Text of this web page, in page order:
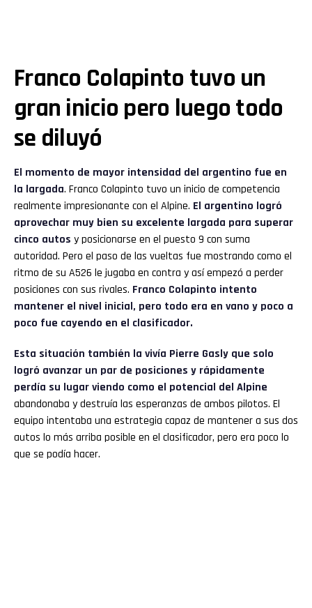
Franco Colapinto tuvo un
gran inicio pero luego todo
se diluyó
El momento de mayor intensidad del argentino fue en
la largada. Franco Colapinto tuvo un inicio de competencia
realmente impresionante con el Alpine. El argentino logró
aprovechar muy bien su excelente largada para superar
cinco autos y posicionarse en el puesto 9 con suma
autoridad. Pero el paso de las vueltas fue mostrando como el
ritmo de su A526 le jugaba en contra y así empezó a perder
posiciones con sus rivales. Franco Colapinto intento
mantener el nivel inicial, pero todo era en vano y poco a
poco fue cayendo en el clasificador.
Esta situación también la vivía Pierre Gasly que solo
logró avanzar un par de posiciones y rápidamente
perdía su lugar viendo como el potencial del Alpine
abandonaba y destruía las esperanzas de ambos pilotos. El
equipo intentaba una estrategia capaz de mantener a sus dos
autos lo más arriba posible en el clasificador, pero era poco lo
que se podía hacer.